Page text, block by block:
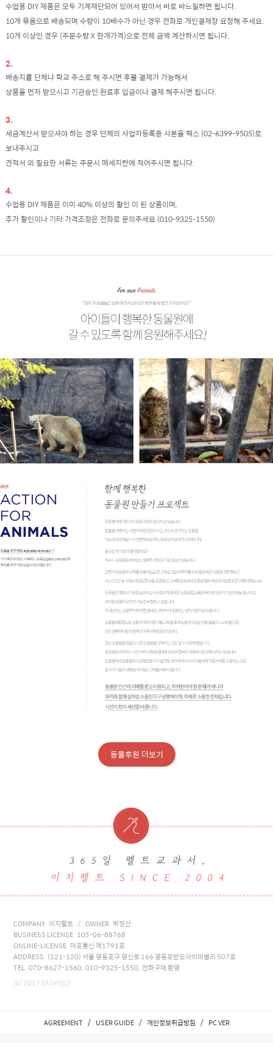
수업용 DIY 제품은 모두 기계재단되어 있어서 받아서 바로 바느질하면 됩니다.
10개 묶음으로 배송되며 수량이 10배수가 아닌 경우 전화로 개인결제창 요청해 주세요.
10개 이상인 경우 (주문수량 X 한개가격)으로 전체 금액 계산하시면 됩니다.
2.
배송지를 단체나 학교 주소로 해 주시면 후불 결제가 가능해서
상품을 먼저 받으시고 기관승인 완료후 입금이나 결제 해주시면 됩니다.
3.
세금계산서 받으셔야 하는 경우 단체의 사업자등록증 사본을 팩스 (02-6399-9505)로
보내주시고
견적서 외 필요한 서류는 주문시 매세지란에 적어주시면 됩니다.
4.
수업용 DIY 제품은 이미 40% 이상의 할인 이 된 상품이며,
추가 할인이나 기타 가격조정은 전화로 문의주세요 (010-9325-1550)
동물후원 더보기
COMPANY 이지펠트 / OWNER 박정선
BUSINESS LICENSE 105-06-88768
ONLINE-LICENSE 마포통신 제1791호
ADDRESS (121-120) 서울 영등포구 영신로 166 영등포반도아이비밸리 507호
TEL 070-8627-1560, 010-9325-1550, 전화구매 환영
(c) 2017 EASYFELT
AGREEMENT / USER GUIDE / 개인정보취급방침 / PC VER